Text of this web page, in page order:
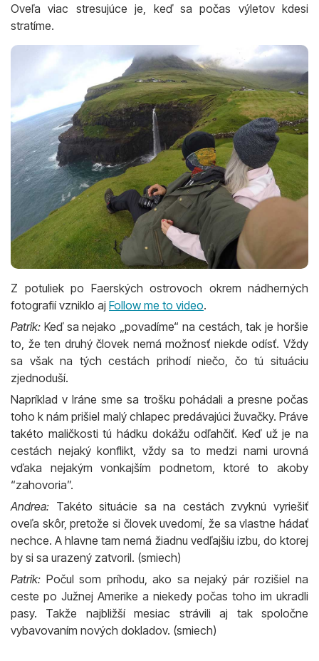
Oveľa viac stresujúce je, keď sa počas výletov kdesi
stratíme.
Z potuliek po Faerských ostrovoch okrem nádherných
fotografií vzniklo aj Follow me to video.
Patrik: Keď sa nejako „povadíme“ na cestách, tak je horšie
to, že ten druhý človek nemá možnosť niekde odísť. Vždy
sa však na tých cestách prihodí niečo, čo tú situáciu
zjednoduší.
Napríklad v Iráne sme sa trošku pohádali a presne počas
toho k nám prišiel malý chlapec predávajúci žuvačky. Práve
takéto maličkosti tú hádku dokážu odľahčiť. Keď už je na
cestách nejaký konflikt, vždy sa to medzi nami urovná
vďaka nejakým vonkajším podnetom, ktoré to akoby
“zahovoria”.
Andrea: Takéto situácie sa na cestách zvyknú vyriešiť
oveľa skôr, pretože si človek uvedomí, že sa vlastne hádať
nechce. A hlavne tam nemá žiadnu vedľajšiu izbu, do ktorej
by si sa urazený zatvoril. (smiech)
Patrik: Počul som príhodu, ako sa nejaký pár rozišiel na
ceste po Južnej Amerike a niekedy počas toho im ukradli
pasy. Takže najbližší mesiac strávili aj tak spoločne
vybavovaním nových dokladov. (smiech)